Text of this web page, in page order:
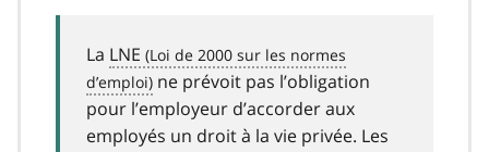
La LNE
ne prévoit pas l’obligation
pour l’employeur d’accorder aux
employés un droit à la vie privée. Les